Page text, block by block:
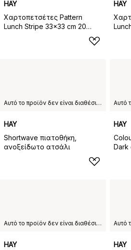
HAY
Χαρτοπετσέτες Pattern
Lunch Stripe 33x33 cm 20
τεμάχια, Cream-sand pillar
HAY
Αυτό το προϊόν δεν είναι διαθέσιμο στη χώρα παράδοσης που έχετε επιλέξει.
HAY
Shortwave πιατοθήκη,
ανοξείδωτο ατσάλι
HAY
Dark
Αυτό το προϊόν δεν είναι διαθέσιμο στη χώρα παράδοσης που έχετε επιλέξει.
HAY
HAY